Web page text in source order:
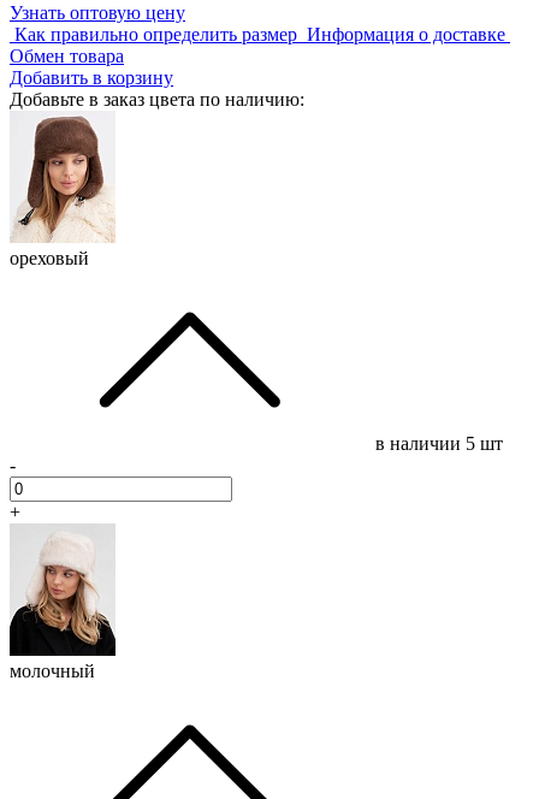
Узнать оптовую цену
Как правильно определить размер Информация о доставке
Обмен товара
Добавить в корзину
Добавьте в заказ цвета по наличию:
ореховый
в наличии 5 шт
-
+
молочный